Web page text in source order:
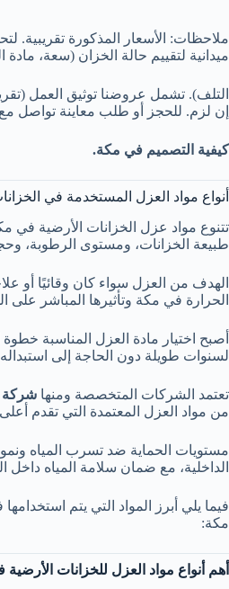
ملاحظات: الأسعار المذكورة تقريبية.
ميدانية لتقييم حالة الخزان (سعة، مادة
التلف). تشمل عروضنا توثيق العمل
إن لزم. للحجز أو طلب معاينة تواصل مع
كيفية التصميم في مكة.
أنواع مواد العزل المستخدمة في
تتنوع مواد عزل الخزانات الأرضية في
طبيعة الخزانات، ومستوى الرطوبة،
الهدف من العزل سواء كان وقائيًا أو
الحرارة في مكة وتأثيرها المباشر على
أصبح اختيار مادة العزل المناسبة
لسنوات طويلة دون الحاجة إلى
تعتمد الشركات المتخصصة ومنها شركة
من مواد العزل المعتمدة التي تقدم أعلى
مستويات الحماية ضد تسرب المياه ونمو
الداخلية، مع ضمان سلامة المياه داخل
فيما يلي أبرز المواد التي يتم
مكة:
أهم أنواع مواد العزل للخزانات